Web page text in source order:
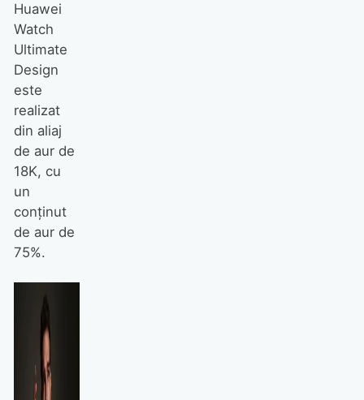
Huawei
Watch
Ultimate
Design
este
realizat
din aliaj
de aur de
18K, cu
un
conținut
de aur de
75%.